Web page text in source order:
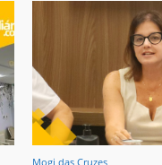
Mogi das Cruzes